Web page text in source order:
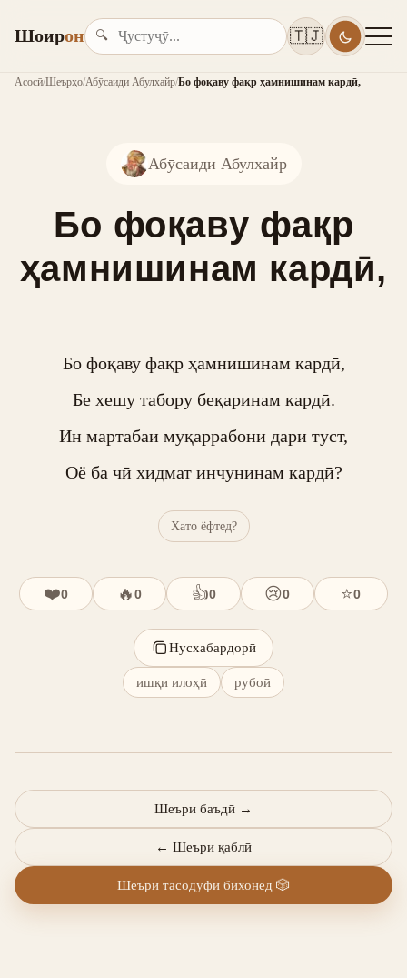
Шоирон 🔍 🇹🇯
Асосӣ/Шеърҳо/Абӯсаиди Абулхайр/Бо фоқаву фақр ҳамнишинам кардӣ,
Абӯсаиди Абулхайр
Бо фоқаву фақр
ҳамнишинам кардӣ,
Бо фоқаву фақр ҳамнишинам кардӣ,
Бе хешу табору беқаринам кардӣ.
Ин мартабаи муқаррабони дари туст,
Оё ба чӣ хидмат инчунинам кардӣ?
Хато ёфтед?
❤️0 🔥0 👍0 😢0 ⭐0
Нусхабардорӣ
ишқи илоҳӣ рубоӣ
← Шеъри қаблӣ
Шеъри баъдӣ →
Шеъри тасодуфӣ бихонед 🎲